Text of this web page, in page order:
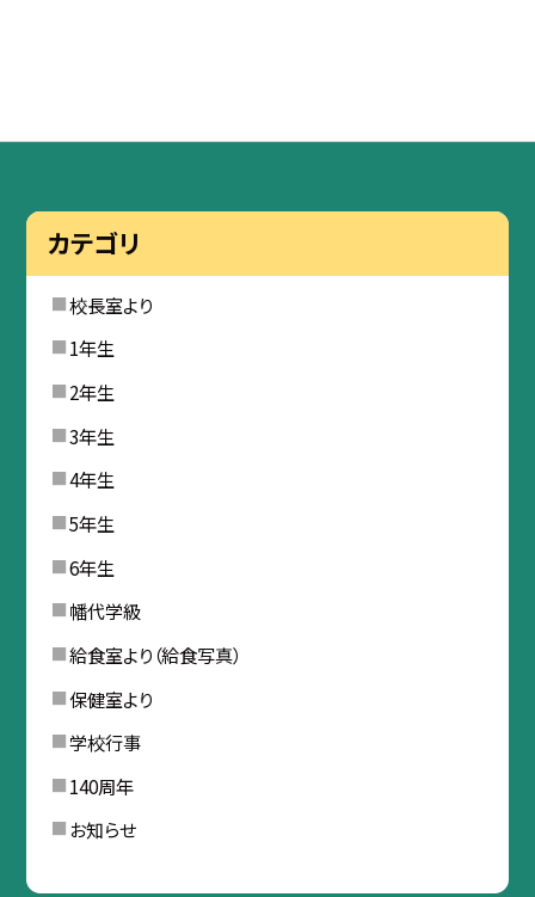
カテゴリ
校長室より
1年生
2年生
3年生
4年生
5年生
6年生
幡代学級
給食室より（給食写真）
保健室より
学校行事
140周年
お知らせ